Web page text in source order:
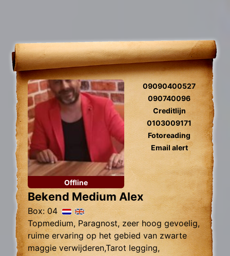
Offline
09090400527
090740096
Creditlijn
0103009171
Fotoreading
Email alert
Bekend Medium Alex
Box: 04
Topmedium, Paragnost, zeer hoog gevoelig,
ruime ervaring op het gebied van zwarte
maggie verwijderen,Tarot legging,